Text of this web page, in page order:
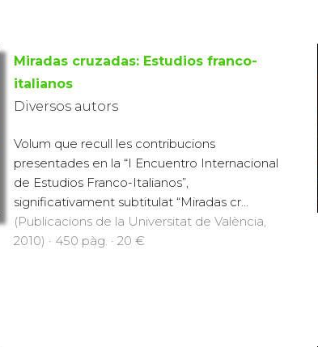
Miradas cruzadas: Estudios franco-
italianos
Diversos autors
Volum que recull les contribucions
presentades en la “I Encuentro Internacional
de Estudios Franco-Italianos”,
significativament subtitulat “Miradas cr...
(Publicacions de la Universitat de València,
2010) · 450 pàg. · 20 €